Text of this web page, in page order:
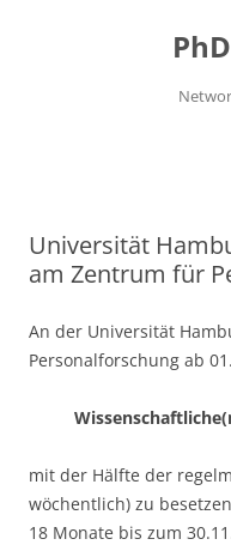
Universität
am Zentrum für
An der Universität
Personalforschung ab
mit der Hälfte der
wöchentlich) zu
18 Monate bis zum